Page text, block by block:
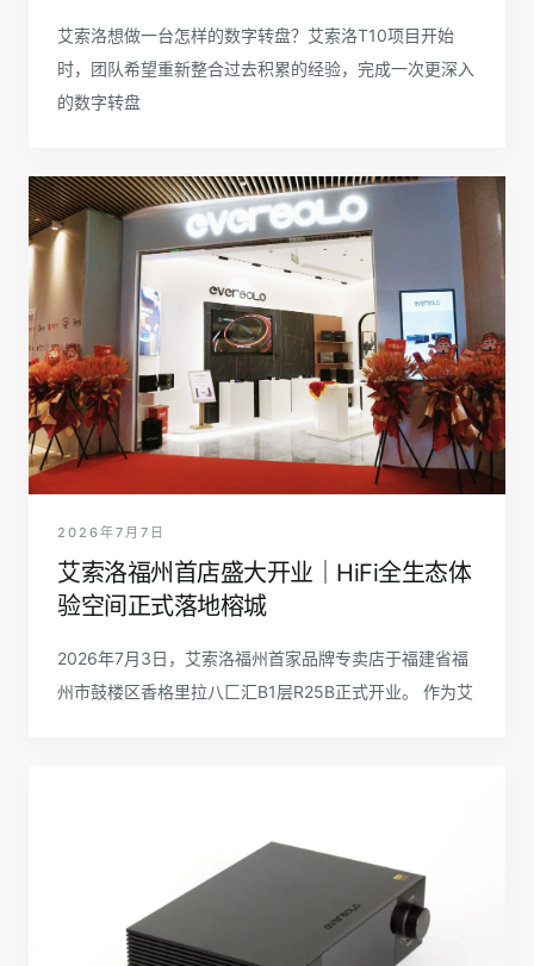
艾索洛想做一台怎样的数字转盘？艾索洛T10项目开始
时，团队希望重新整合过去积累的经验，完成一次更深入
的数字转盘
2026年7月7日
艾索洛福州首店盛大开业｜HiFi全生态体
验空间正式落地榕城
2026年7月3日，艾索洛福州首家品牌专卖店于福建省福
州市鼓楼区香格里拉八匚汇B1层R25B正式开业。 作为艾